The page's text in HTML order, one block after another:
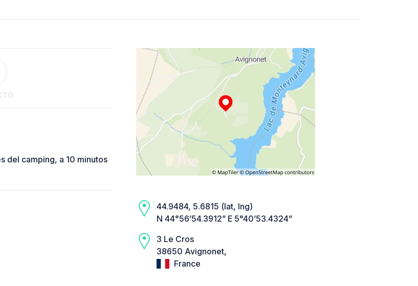
del camping, a 10 minutos
44.9484, 5.6815 (lat, lng)
N 44°56’54.3912” E 5°40’53.4324”
3 Le Cros
38650 Avignonet,
France